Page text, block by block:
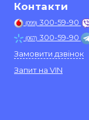
Контакти
(099) 300-59-90
(067) 300-59-90
Замовити дзвінок
Запит на VIN